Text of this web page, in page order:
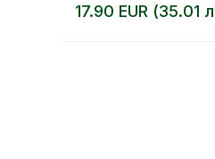
17.90 EUR (35.01